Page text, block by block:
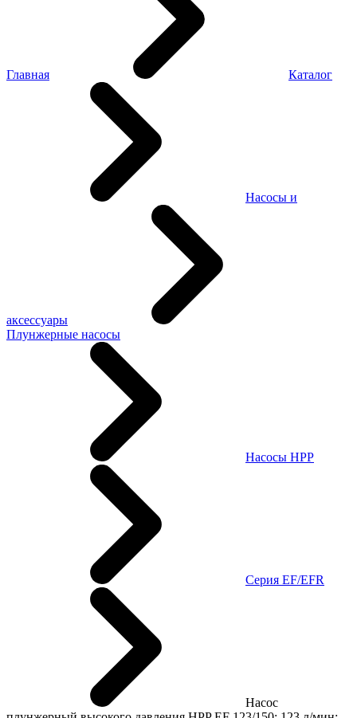
Главная Каталог
Насосы и
аксессуары
Плунжерные насосы
Насосы HPP
Cерия EF/EFR
Насос